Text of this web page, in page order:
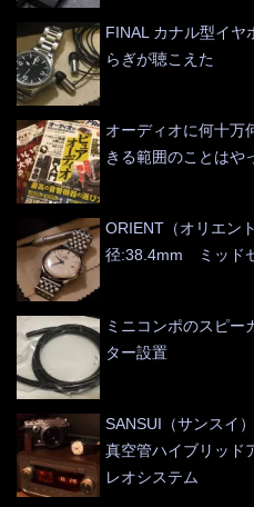
FINAL カナル型イ
らぎが聴こえた
オーディオに何十万
きる範囲のことはや
ORIENT（オリエ
径:38.4mm ミッド
ミニコンポのスピー
ター設置
SANSUI（サンスイ
真空管ハイブリッド
レオシステム